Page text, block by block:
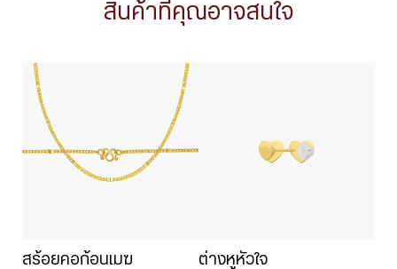
สินค้าที่คุณอาจสนใจ
สร้อยคอก้อนเมฆ ต่างหูหัวใจ